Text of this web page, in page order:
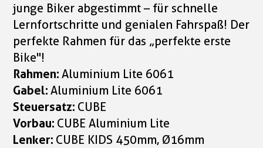
junge Biker abgestimmt – für schnelle
Lernfortschritte und genialen Fahrspaß! Der
perfekte Rahmen für das „perfekte erste
Bike"!
Rahmen:Aluminium Lite 6061
Gabel:Aluminium Lite 6061
Steuersatz: CUBE
Vorbau: CUBE Aluminium Lite
Lenker: CUBE KIDS 450mm, Ø16mm